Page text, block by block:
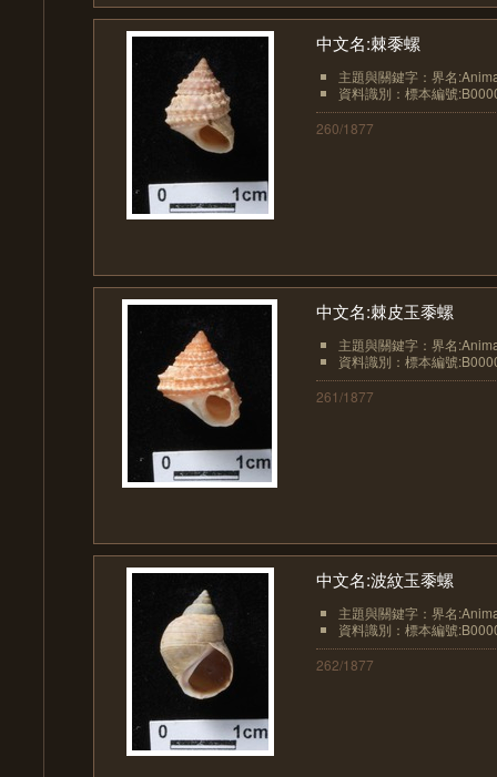
中文名:棘黍螺
主題與關鍵字：界名
資料識別：標本編號
260/1877
中文名:棘皮玉黍螺
主題與關鍵字：界名
資料識別：標本編號
261/1877
中文名:波紋玉黍螺
主題與關鍵字：界名
資料識別：標本編號
262/1877